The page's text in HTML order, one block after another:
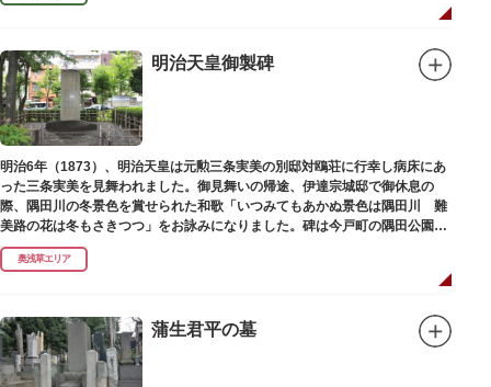
明治天皇御製碑
明治6年（1873）、明治天皇は元勲三条実美の別邸対鴎荘に行幸し病床にあ
った三条実美を見舞われました。御見舞いの帰途、伊達宗城邸で御休息の
際、隅田川の冬景色を賞せられた和歌「いつみてもあかぬ景色は隅田川 難
美路の花は冬もさきつつ」をお詠みになりました。碑は今戸町の隅田公園内
にあります。
奥浅草エリア
蒲生君平の墓